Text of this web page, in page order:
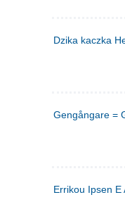
Dzika kaczka
Gengångare =
Errikou Ipsen E